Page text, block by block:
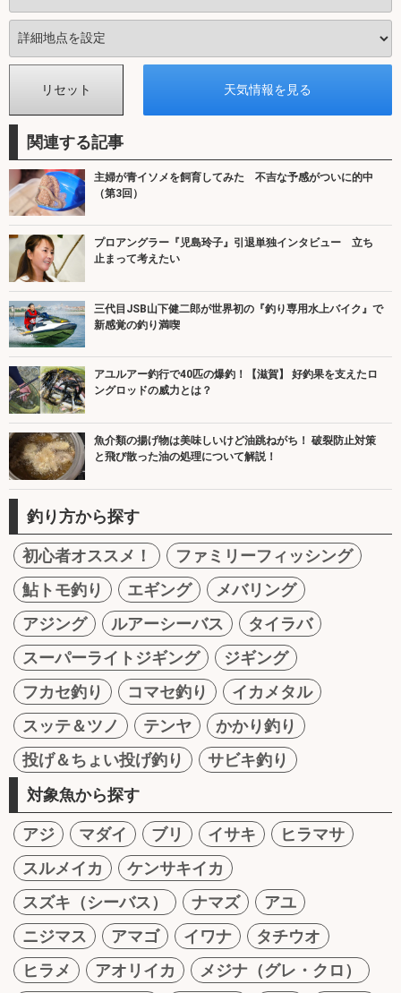
関連する記事
主婦が青イソメを飼育してみた 不吉な予感がついに的中
（第3回）
プロアングラー『児島玲子』引退単独インタビュー 立ち
止まって考えたい
三代目JSB山下健二郎が世界初の『釣り専用水上バイク』で
新感覚の釣り満喫
アユルアー釣行で40匹の爆釣！【滋賀】 好釣果を支えたロ
ングロッドの威力とは？
魚介類の揚げ物は美味しいけど油跳ねがち！ 破裂防止対策
と飛び散った油の処理について解説！
釣り方から探す
初心者オススメ！
ファミリーフィッシング
鮎トモ釣り
エギング
メバリング
アジング
ルアーシーバス
タイラバ
スーパーライトジギング
ジギング
フカセ釣り
コマセ釣り
イカメタル
スッテ＆ツノ
テンヤ
かかり釣り
投げ＆ちょい投げ釣り
サビキ釣り
対象魚から探す
アジ マダイ ブリ イサキ
ヒラマサ
スルメイカ
ケンサキイカ
スズキ（シーバス）
ナマズ
アユ
ニジマス
アマゴ イワナ
タチウオ
ヒラメ
アオリイカ
メジナ（グレ・クロ）